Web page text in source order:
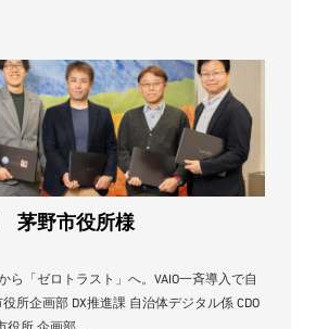
茅野市役所様
ら「ゼロトラスト」へ。VAIO一斉導入で自
所企画部 DX推進課 自治体デジタル係 CDO